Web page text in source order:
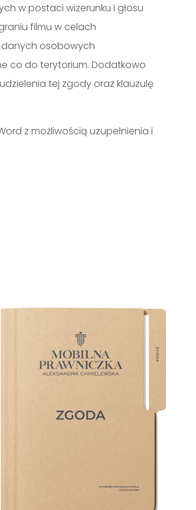
w postaci wizerunku i głosu
filmu w celach
danych osobowych
co do terytorium. Dodatkowo
tej zgody oraz klauzulę
z możliwością uzupełnienia i